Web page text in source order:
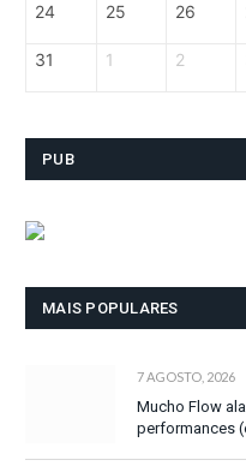
24 25 26
31 1 2
PUB
MAIS POPULARES
7 AGOSTO, 2026
Mucho Flow
performances